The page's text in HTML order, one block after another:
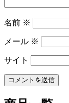
名前 ※
メール ※
サイト